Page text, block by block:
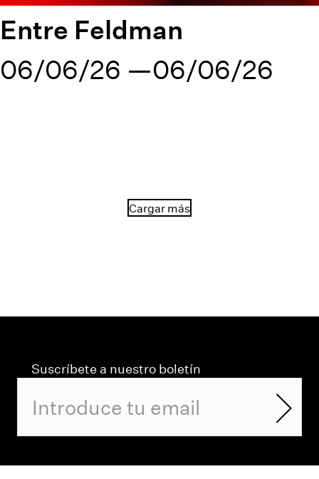
Entre Feldman
06/06/26
06/06/26
Cargar más
Suscríbete a nuestro boletín